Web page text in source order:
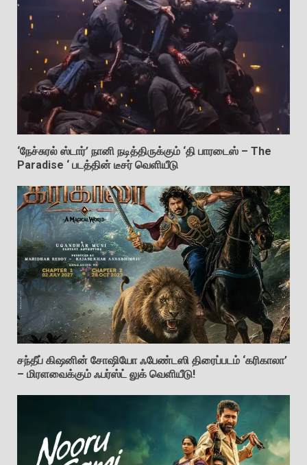
‘நேச்சுரல் ஸ்டார்’ நானி நடித்திருக்கும் ‘தி பாரடைஸ் – The
Paradise ‘ படத்தின் டீசர் வெளியீடு
சந்தீப் கிஷனின் சோஷியோ ஃபேண்டஸி திரைப்படம் ‘கரிகாலா’
– மிரளவைக்கும் ஃபர்ஸ்ட் லுக் வெளியீடு!